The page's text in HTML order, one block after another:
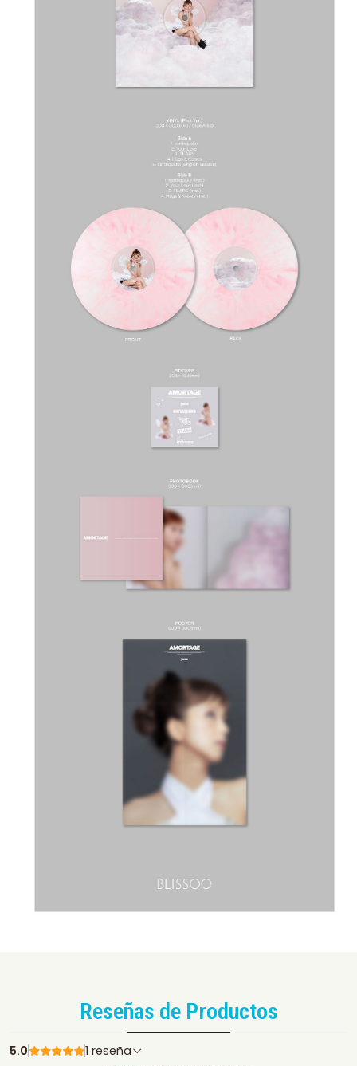
Reseñas de Productos
5.0 1 reseña